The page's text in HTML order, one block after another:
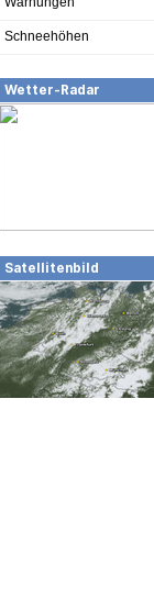
Schneehöhen
Wetter-Radar
Satellitenbild